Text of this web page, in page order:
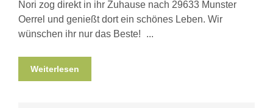
Nori zog direkt in ihr Zuhause nach 29633 Munster
Oerrel und genießt dort ein schönes Leben. Wir
wünschen ihr nur das Beste!
Weiterlesen